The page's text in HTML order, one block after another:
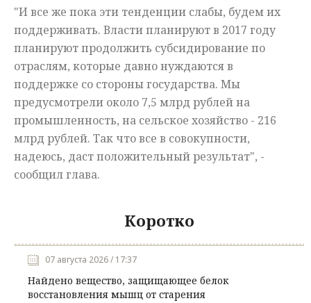
"И все же пока эти тенденции слабы, будем их
поддерживать. Власти планируют в 2017 году
планируют продолжить субсидирование по
отраслям, которые давно нуждаются в
поддержке со стороны государства. Мы
предусмотрели около 7,5 млрд рублей на
промышленность, на сельское хозяйство - 216
млрд рублей. Так что все в совокупности,
надеюсь, даст положительныйрезультат", -
сообщилглава.
Коротко
07 августа 2026 / 17:37
Найдено вещество, защищающее белок
восстановления мышц от старения